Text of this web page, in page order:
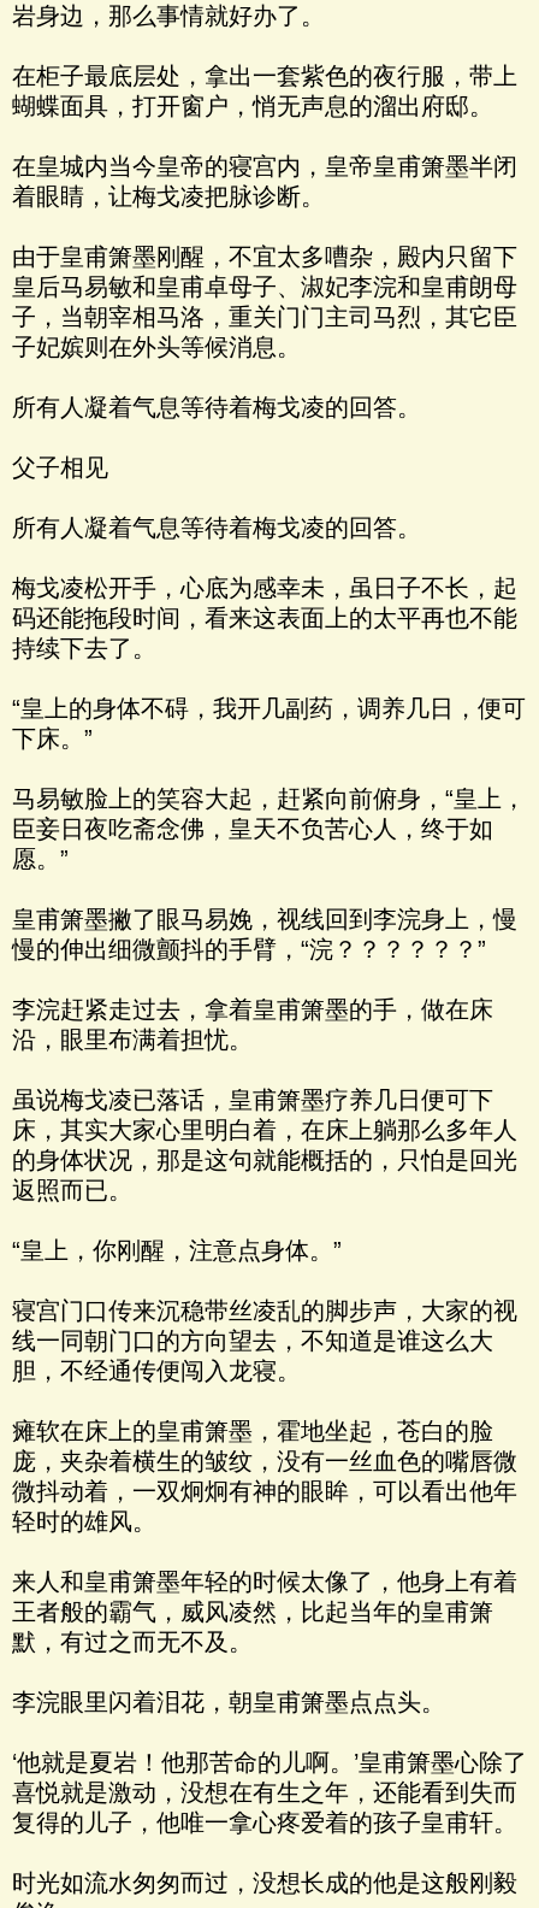
岩身边，那么事情就好办了。
在柜子最底层处，拿出一套紫色的夜行服，带上
蝴蝶面具，打开窗户，悄无声息的溜出府邸。
在皇城内当今皇帝的寝宫内，皇帝皇甫箫墨半闭
着眼睛，让梅戈凌把脉诊断。
由于皇甫箫墨刚醒，不宜太多嘈杂，殿内只留下
皇后马易敏和皇甫卓母子、淑妃李浣和皇甫朗母
子，当朝宰相马洛，重关门门主司马烈，其它臣
子妃嫔则在外头等候消息。
所有人凝着气息等待着梅戈凌的回答。
父子相见
所有人凝着气息等待着梅戈凌的回答。
梅戈凌松开手，心底为感幸未，虽日子不长，起
码还能拖段时间，看来这表面上的太平再也不能
持续下去了。
“皇上的身体不碍，我开几副药，调养几日，便可
下床。”
马易敏脸上的笑容大起，赶紧向前俯身，“皇上，
臣妾日夜吃斋念佛，皇天不负苦心人，终于如
愿。”
皇甫箫墨撇了眼马易娩，视线回到李浣身上，慢
慢的伸出细微颤抖的手臂，“浣？？？？？？”
李浣赶紧走过去，拿着皇甫箫墨的手，做在床
沿，眼里布满着担忧。
虽说梅戈凌已落话，皇甫箫墨疗养几日便可下
床，其实大家心里明白着，在床上躺那么多年人
的身体状况，那是这句就能概括的，只怕是回光
返照而已。
“皇上，你刚醒，注意点身体。”
寝宫门口传来沉稳带丝凌乱的脚步声，大家的视
线一同朝门口的方向望去，不知道是谁这么大
胆，不经通传便闯入龙寝。
瘫软在床上的皇甫箫墨，霍地坐起，苍白的脸
庞，夹杂着横生的皱纹，没有一丝血色的嘴唇微
微抖动着，一双炯炯有神的眼眸，可以看出他年
轻时的雄风。
来人和皇甫箫墨年轻的时候太像了，他身上有着
王者般的霸气，威风凌然，比起当年的皇甫箫
默，有过之而无不及。
李浣眼里闪着泪花，朝皇甫箫墨点点头。
‘他就是夏岩！他那苦命的儿啊。’皇甫箫墨心除了
喜悦就是激动，没想在有生之年，还能看到失而
复得的儿子，他唯一拿心疼爱着的孩子皇甫轩。
时光如流水匆匆而过，没想长成的他是这般刚毅